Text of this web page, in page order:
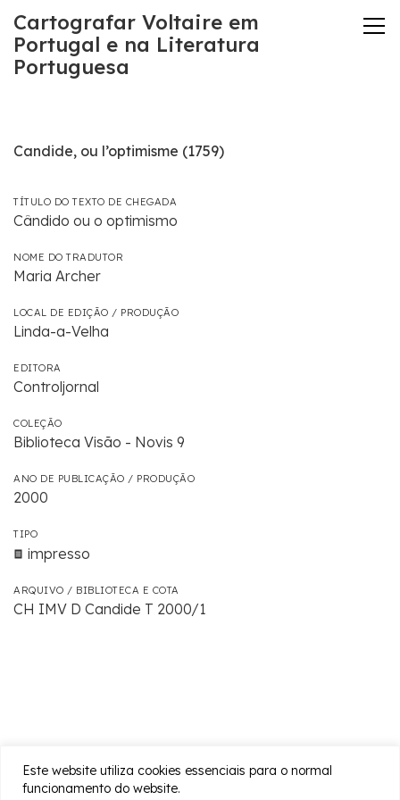
Este website utiliza cookies essenciais para o normal
funcionamento do website.
Cartografar Voltaire em
Portugal e na Literatura
Portuguesa
Candide, ou l’optimisme (1759)
TÍTULO DO TEXTO DE CHEGADA
Cândido ou o optimismo
NOME DO TRADUTOR
Maria Archer
LOCAL DE EDIÇÃO / PRODUÇÃO
Linda-a-Velha
EDITORA
Controljornal
COLEÇÃO
Biblioteca Visão - Novis 9
ANO DE PUBLICAÇÃO / PRODUÇÃO
2000
TIPO
impresso
ARQUIVO / BIBLIOTECA E COTA
CH IMV D Candide T 2000/1